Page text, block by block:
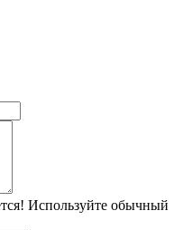
Используйте обычный